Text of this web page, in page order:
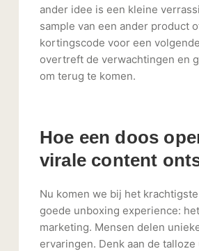
ander idee is een kleine
sample van een ander product
kortingscode voor een
overtreft de verwachtingen en
om terug te komen.
Hoe een doos
virale content
Nu komen we bij het
goede unboxing experience:
marketing. Mensen delen
ervaringen. Denk aan de talloze